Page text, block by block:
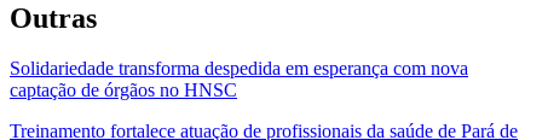
Outras
Solidariedade transforma despedida em esperança com nova
captação de órgãos no HNSC
Treinamento fortalece atuação de profissionais da saúde de Pará de